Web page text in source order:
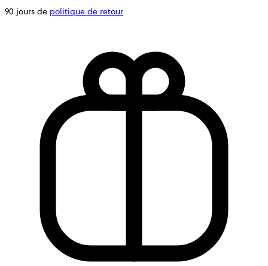
90 jours de politique de retour